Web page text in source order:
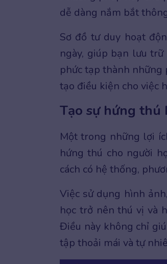
dễ dàng nắm bắt
Sơ đồ tư duy hoạt
ngày, giúp bạn lưu
phức tạp thành những
tạo điều kiện cho việc
Tạo sự hứng thú
Một trong những lợi
hứng thú cho người
cách có hệ thống,
Việc sử dụng hình
học trở nên thú vị và
Điều này không chỉ
tập thoải mái và tự